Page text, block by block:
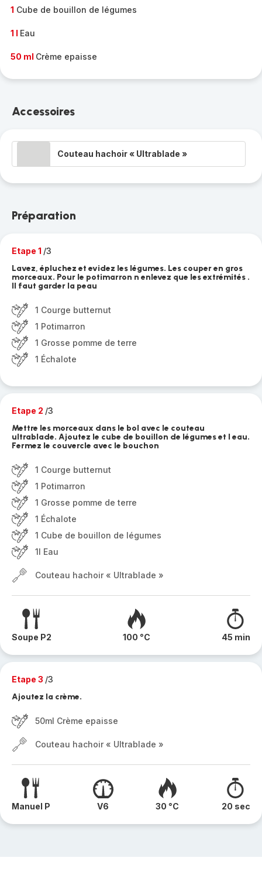
1 Cube de bouillon de légumes
1 l Eau
50 ml Crème epaisse
Accessoires
Couteau hachoir « Ultrablade »
Préparation
Etape 1 /3
Lavez, épluchez et evidez les légumes. Les couper en gros
morceaux. Pour le potimarron n enlevez que les extrémités .
Il faut garder la peau
1 Courge butternut
1 Potimarron
1 Grosse pomme de terre
1 Échalote
Etape 2 /3
Mettre les morceaux dans le bol avec le couteau
ultrablade. Ajoutez le cube de bouillon de légumes et l eau.
Fermez le couvercle avec le bouchon
1 Courge butternut
1 Potimarron
1 Grosse pomme de terre
1 Échalote
1 Cube de bouillon de légumes
1l Eau
Couteau hachoir « Ultrablade »
Soupe P2 100 °C 45 min
Etape 3 /3
Ajoutez la crème.
50ml Crème epaisse
Couteau hachoir « Ultrablade »
Manuel P V6 30 °C 20 sec